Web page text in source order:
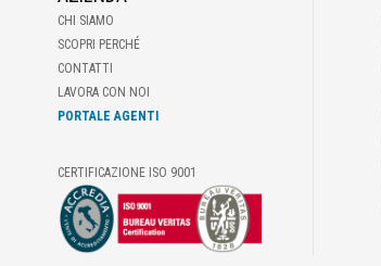
CHI SIAMO
SCOPRI PERCHÉ
CONTATTI
LAVORA CON NOI
PORTALE AGENTI
CERTIFICAZIONE ISO 9001